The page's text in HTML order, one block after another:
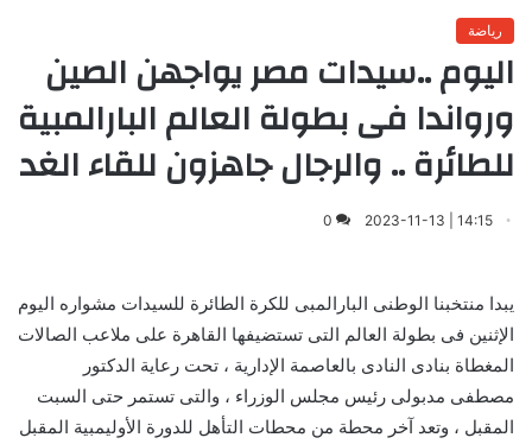
رياضة
اليوم ..سيدات مصر يواجهن الصين
ورواندا فى بطولة العالم البارالمبية
للطائرة .. والرجال جاهزون للقاء الغد
0
يبدا منتخبنا الوطنى البارالمبى للكرة الطائرة للسيدات مشواره اليوم
الإثنين فى بطولة العالم التى تستضيفها القاهرة على ملاعب الصالات
المغطاة بنادى النادى بالعاصمة الإدارية ، تحت رعاية الدكتور
مصطفى مدبولى رئيس مجلس الوزراء ، والتى تستمر حتى السبت
المقبل ، وتعد آخر محطة من محطات التأهل للدورة الأوليمبية المقبل